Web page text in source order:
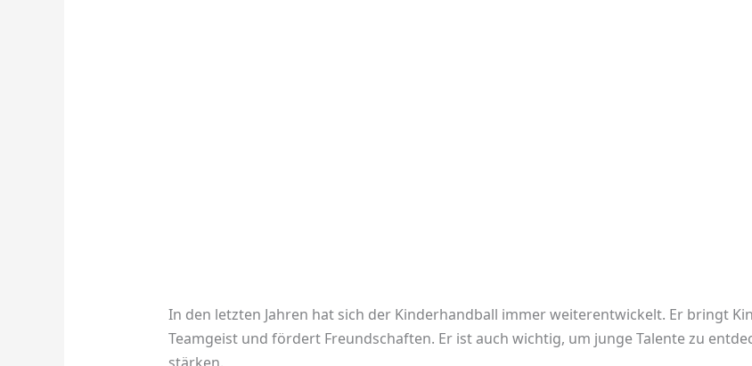
In den letzten Jahren hat sich der Kinderhandball immer weiterentwickelt. Er bringt
Teamgeist und fördert Freundschaften. Er ist auch wichtig, um junge Talente zu